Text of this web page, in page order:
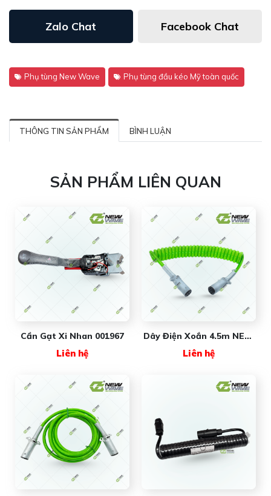
Zalo Chat Facebook Chat
Phụ tùng New Wave Phụ tùng đầu kéo Mỹ toàn quốc
THÔNG TIN SẢN PHẨM BÌNH LUẬN
SẢN PHẨM LIÊN QUAN
Cần Gạt Xi Nhan 001967
Liên hệ
Dây Điện Xoắn 4.5m NEW
Điện An Toàn, Liên Tục
Liên hệ